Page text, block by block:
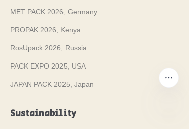
MET PACK 2026, Germany
PROPAK 2026, Kenya
RosUpack 2026, Russia
PACK EXPO 2025, USA
JAPAN PACK 2025, Japan
Sustainability